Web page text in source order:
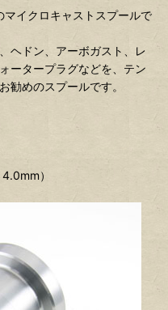
イクロキャストスプールで
ヘドン、アーボガスト、レ
ータープラグなどを、テン
勧めのスプールです。
）